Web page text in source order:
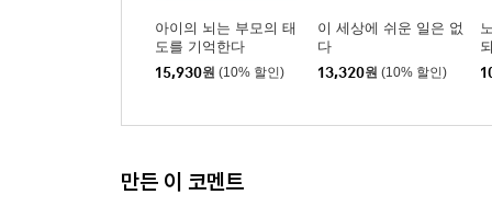
아이의 뇌는 부모의 태
도를 기억한다
15,930원 (10% 할인)
이 세상에 쉬운 일은 없
다
13,320원 (10% 할인)
만든 이 코멘트